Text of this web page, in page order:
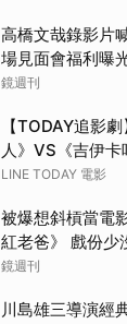
高橋文哉錄影片
場見面會福利曝
鏡週刊
【TODAY追影
人》VS《吉伊
看！
LINE TODAY 電影
被爆想斜槓當
紅老爸》 戲份少
鏡週刊
川島雄三導演經